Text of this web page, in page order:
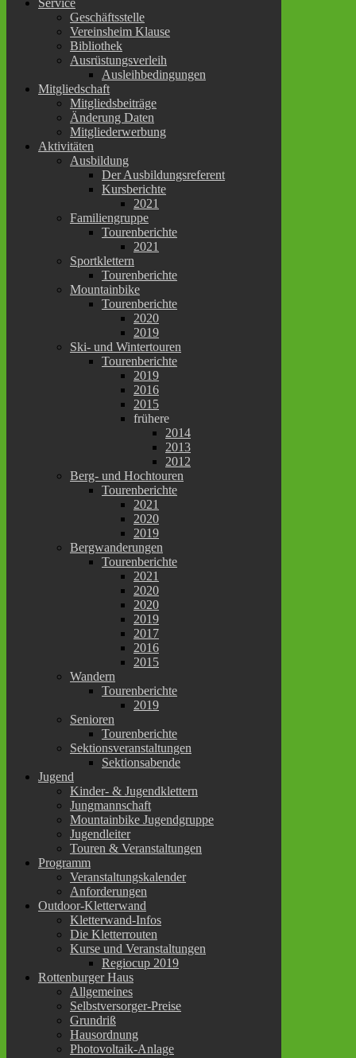
Geschäftsstelle
Vereinsheim Klause
Bibliothek
Ausrüstungsverleih
Ausleihbedingungen
Mitgliedschaft
Mitgliedsbeiträge
Änderung Daten
Mitgliederwerbung
Aktivitäten
Ausbildung
Der Ausbildungsreferent
Kursberichte
2021
Familiengruppe
Tourenberichte
2021
Sportklettern
Tourenberichte
Mountainbike
Tourenberichte
2020
2019
Ski- und Wintertouren
Tourenberichte
2019
2016
2015
frühere
2014
2013
2012
Berg- und Hochtouren
Tourenberichte
2021
2020
2019
Bergwanderungen
Tourenberichte
2021
2020
2020
2019
2017
2016
2015
Wandern
Tourenberichte
2019
Senioren
Tourenberichte
Sektionsveranstaltungen
Sektionsabende
Jugend
Kinder- & Jugendklettern
Jungmannschaft
Mountainbike Jugendgruppe
Jugendleiter
Touren & Veranstaltungen
Programm
Veranstaltungskalender
Anforderungen
Outdoor-Kletterwand
Kletterwand-Infos
Die Kletterrouten
Kurse und Veranstaltungen
Regiocup 2019
Rottenburger Haus
Allgemeines
Selbstversorger-Preise
Grundriß
Hausordnung
Photovoltaik-Anlage